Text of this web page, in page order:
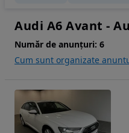
Audi A6 Avant -
Număr de anunțuri: 6
Cum sunt organizate